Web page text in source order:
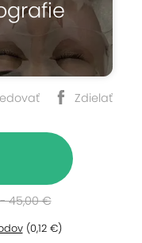
Zdielať
45,00 €
(0,12 €)